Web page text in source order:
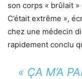
son corps « brûlait »
C’était extrême »,
chez une médecin
rapidement conclu
« ÇA M’A